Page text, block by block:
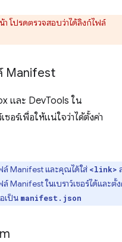
า โปรดตรวจสอบว่าได้ลิงก์ไฟล์
Manifest
และ DevTools ใน
ซอร์เพื่อให้แน่ใจว่าได้ตั้งค่า
ล์ Manifest และคุณได้ใส่ <link>
ในเบราว์เซอร์ได้และตั้ง
เป็น manifest.json